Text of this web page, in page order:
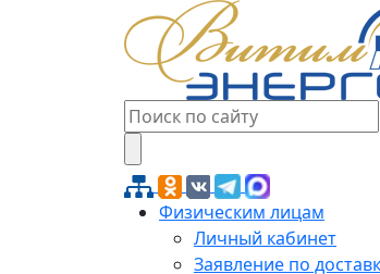
Физическим лицам
Личный кабинет
Заявление по